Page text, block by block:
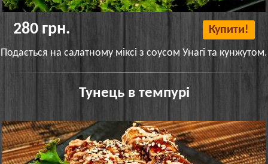
280 грн. Купити!
Подається на салатному міксі з соусом Унагі та кунжутом.
Тунець в темпурі